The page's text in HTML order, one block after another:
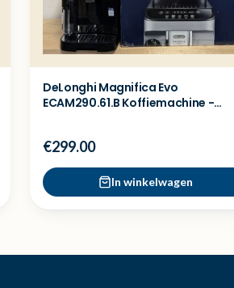
DeLonghi Magnifica Evo
ECAM290.61.B Koffiemachine -
€299.00
In winkelwagen